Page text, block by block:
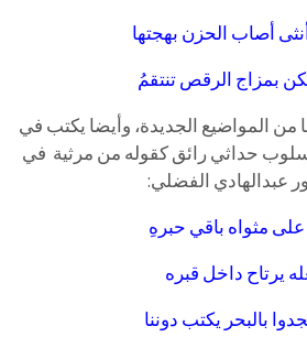
أصاب الحزن بهجتها
بمزاج الرقص تنتقمُ
من المواضيع الجديدة، وأيضا يكتب في
حداثي رائق كقوله من مرثية في
عبدالهادي الفضلي:
مثواه باقي حبرهِ
يرتاح داخل قبره
بالبحر يكتب دوننا